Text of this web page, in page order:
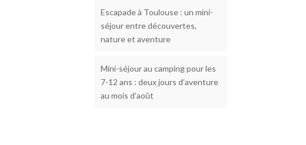
Escapade à Toulouse : un mini-
séjour entre découvertes,
nature et aventure
Mini-séjour au camping pour les
7-12 ans : deux jours d’aventure
au mois d’août